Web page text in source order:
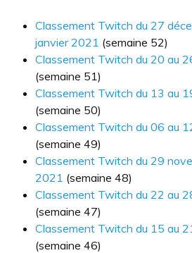
Classement Twitch du 27
janvier 2021 (semaine 52)
Classement Twitch du 20 au
(semaine 51)
Classement Twitch du 13 au
(semaine 50)
Classement Twitch du 06 au
(semaine 49)
Classement Twitch du 29
2021 (semaine 48)
Classement Twitch du 22 au
(semaine 47)
Classement Twitch du 15 au
(semaine 46)